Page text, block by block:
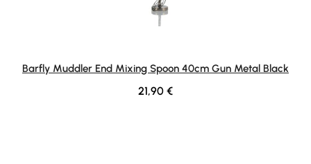
Barfly Muddler End Mixing Spoon 40cm Gun Metal Black
Regular price:
21,90 €